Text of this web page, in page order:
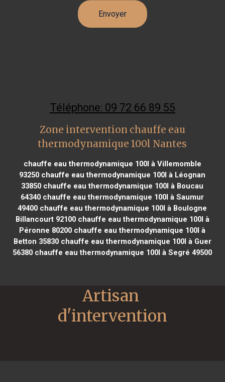
Téléphone: 09 72 66 89 55
Zone intervention chauffe eau
thermodynamique 100l Nantes
chauffe eau thermodynamique 100l à Villemomble
93250 chauffe eau thermodynamique 100l à Léognan
33850 chauffe eau thermodynamique 100l à Boucau
64340 chauffe eau thermodynamique 100l à Saumur
49400 chauffe eau thermodynamique 100l à Boulogne
Billancourt 92100chauffe eau thermodynamique 100l à
Péronne 80200 chauffe eau thermodynamique 100l à
Betton 35830chauffe eau thermodynamique 100l à Guer
56380 chauffe eau thermodynamique 100l à Segré 49500
Artisan
d'intervention